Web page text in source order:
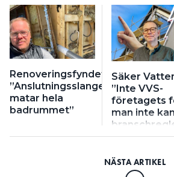
Renoveringsfyndet:
”Anslutningsslangen
matar hela
badrummet”
Säker
”Inte VVS-
företagets
man inte